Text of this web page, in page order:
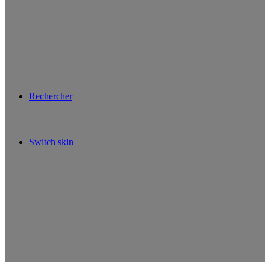
Rechercher
Switch skin